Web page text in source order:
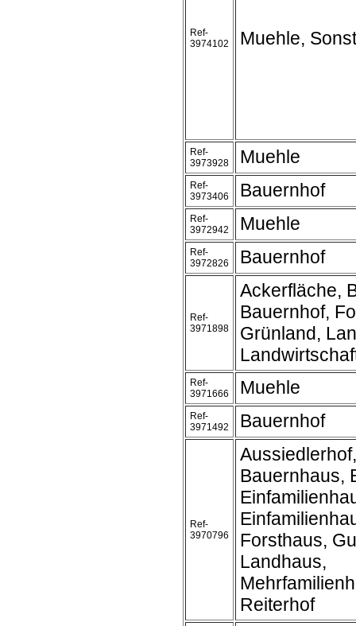
Ref-
3974102
Muehle,
Ref-
3973928
Muehle
Ref-
3973406
Bauernhof
Ref-
3972942
Muehle
Ref-
3972826
Bauernhof
Ref-
3971898
Ackerfläche,
Bauernhof,
Grünland,
Ref-
3971666
Muehle
Ref-
3971492
Bauernhof
Ref-
3970796
Bauernhaus,
Forsthaus,
Landhaus,
Reiterhof